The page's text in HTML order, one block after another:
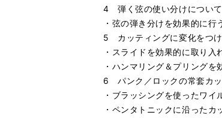
4 弾く弦の使い分けについて
・弦の弾き分けを効果的に行
5 カッティングに変化をつ
・スライドを効果的に取り入
・ハンマリング＆プリングを
6 パンク／ロックの常套カ
・ブラッシングを使ったワイ
・ペンタトニックに沿ったカ